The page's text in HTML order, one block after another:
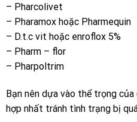
– Pharcolivet
– Pharamox hoặc Pharmequin
– D.t.c vit hoặc enroflox 5%
– Pharm – flor
– Pharpoltrim
Bạn nên dựa vào thể trọng
hợp nhất tránh tình trạng bị